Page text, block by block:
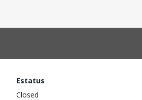
Estatus
Closed